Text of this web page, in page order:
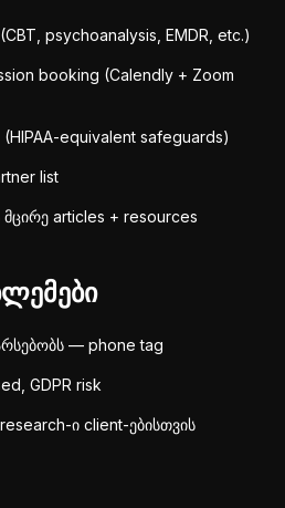
psychoanalysis, EMDR, etc.)
booking (Calendly + Zoom
equivalent safeguards)
list
articles + resources
— phone tag
GDPR risk
ი client-ებისთვის